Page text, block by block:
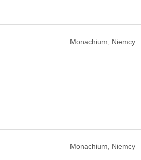
Monachium, Niemcy
Monachium, Niemcy